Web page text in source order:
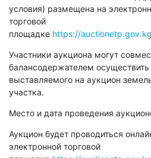
условия) размещена на
торговой
площадке https://auctionetp.gov.kg
Участники аукциона могут
балансодержателем
выставляемого на аукцион
участка.
Место и дата проведения
Аукцион будет проводиться
электронной торговой